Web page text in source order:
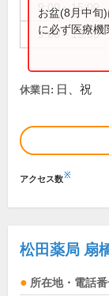
9:00～15:00
9:00～19:00
お盆(8月中旬
に必ず医療機
休業日: 日、祝
アクセス数※
松田薬局 扇
所在地・電話